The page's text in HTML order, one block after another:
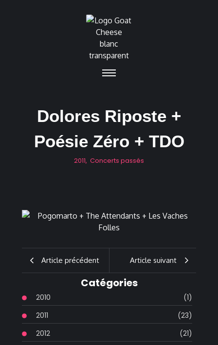
Dolores Riposte +
Poésie Zéro + TDO
2011, Concerts passés
Article précédent Article suivant
Catégories
2010
(1)
2011
(23)
2012
(21)